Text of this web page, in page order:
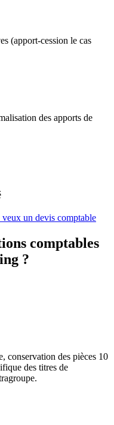
(apport-cession le cas
des apports de
veux un devis comptable
comptables
?
conservation des pièces 10
des titres de